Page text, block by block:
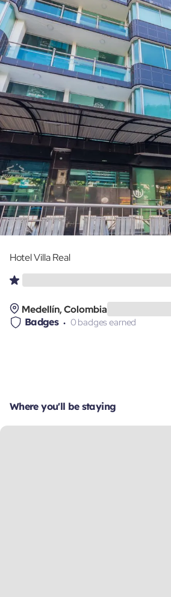
Hotel Villa Real
Medellín, Colombia
Badges 0 badges earned
Where you'll be staying